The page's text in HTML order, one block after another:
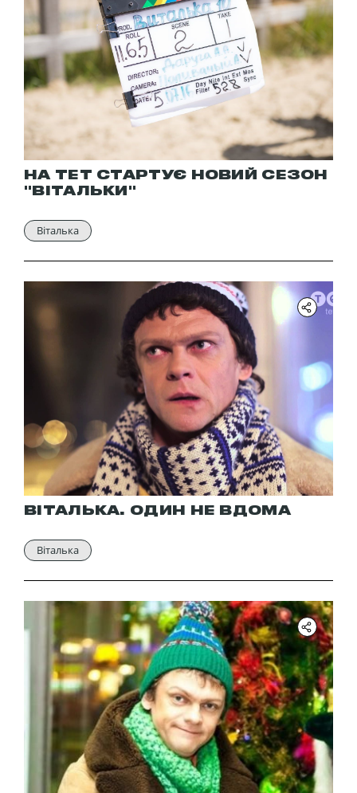
НА ТЕТ СТАРТУЄ НОВИЙ СЕЗОН
"ВІТАЛЬКИ"
Віталька
ВІТАЛЬКА. ОДИН НЕ ВДОМА
Віталька